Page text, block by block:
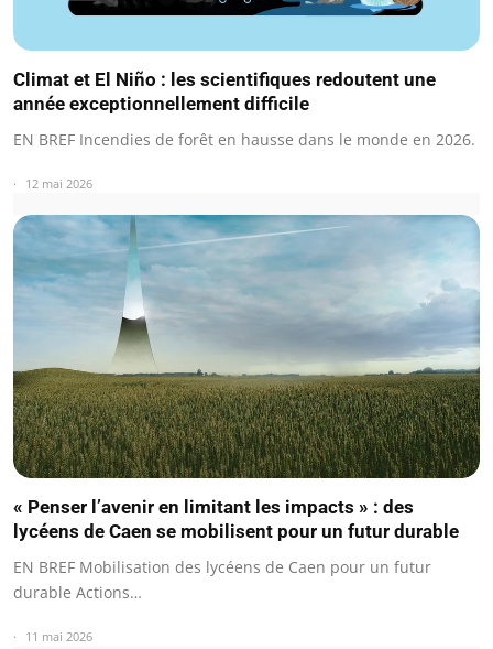
Climat et El Niño : les scientifiques redoutent une
année exceptionnellement difficile
EN BREF Incendies de forêt en hausse dans le monde en 2026.
12 mai 2026
« Penser l’avenir en limitant les impacts » : des
lycéens de Caen se mobilisent pour un futur durable
EN BREF Mobilisation des lycéens de Caen pour un futur
durable Actions…
11 mai 2026